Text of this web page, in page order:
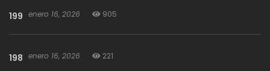
199 enero 16, 2026 905
198 enero 16, 2026 221